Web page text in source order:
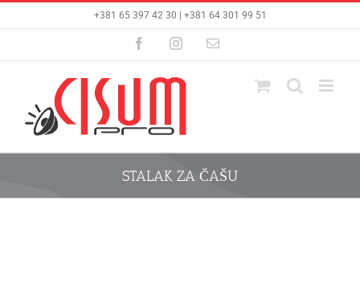
+381 65 397 42 30 | +381 64 301 99 51
FacebookInstagramEmail
STALAK ZA ČAŠU